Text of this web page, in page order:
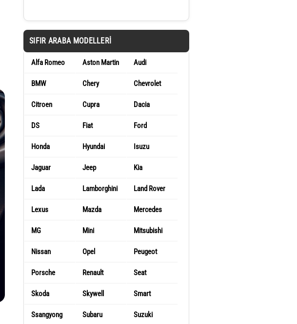
SIFIR ARABA MODELLERI
Alfa Romeo Aston Martin Audi
BMW Chery Chevrolet
Citroen Cupra Dacia
DS Fiat Ford
Honda Hyundai Isuzu
Jaguar Jeep Kia
Lada Lamborghini Land Rover
Lexus Mazda Mercedes
MG Mini Mitsubishi
Nissan Opel Peugeot
Porsche Renault Seat
Skoda Skywell Smart
Ssangyong Subaru Suzuki